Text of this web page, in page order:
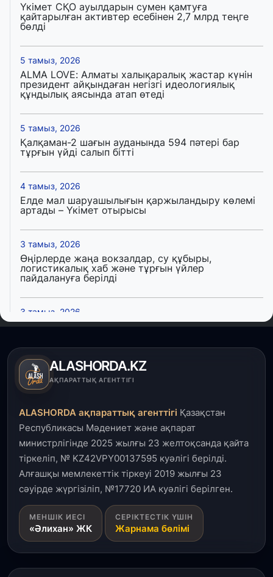
Үкімет СҚО ауылдарын сумен қамтуға
қайтарылған активтер есебінен 2,7 млрд теңге
бөлді
5 тамыз, 2026
ALMA LOVE: Алматы халықаралық жастар күнін
президент айқындаған негізгі идеологиялық
құндылық аясында атап өтеді
5 тамыз, 2026
Қалқаман-2 шағын ауданында 594 пәтері бар
тұрғын үйді салып бітті
4 тамыз, 2026
Елде мал шаруашылығын қаржыландыру көлемі
артады – Үкімет отырысы
3 тамыз, 2026
Өңірлерде жаңа вокзалдар, су құбыры,
логистикалық хаб және тұрғын үйлер
пайдалануға берілді
3 тамыз, 2026
Қызылордада 300 орындық аурухана,
салынып жатыр
1 тамыз, 2026
31 шілде, 2026
Ақмола облысындағы кездесуде кәсіпкерлер мен
ұстаздар «Әділет» партиясына өз ұсыныстарын
айтты
31 шілде, 2026
ҚР Президенті Орталық Азия елдеріне
ұзақмерзімді ынтымақтастық жоспарын әзірлеуді
ұсынды
ALASHORDA.KZ
АҚПАРАТТЫҚ АГЕНТТІГІ
ALASHORDA ақпараттық агенттігі Қазақстан
Республикасы Мәдениет және ақпарат
министрлігінде 2025 жылғы 23 желтоқсанда қайта
тіркеліп, № KZ42VPY00137595 куәлігі берілді.
Алғашқы мемлекеттік тіркеуі 2019 жылғы 23
сәуірде жүргізіліп, №17720 ИА куәлігі берілген.
МЕНШІК ИЕСІ
«Әлихан» ЖК
СЕРІКТЕСТІК ҮШІН
Жарнама бөлімі